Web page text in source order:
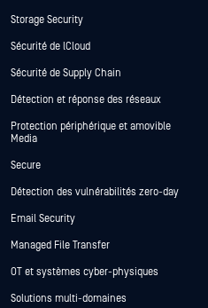
Storage Security
Sécurité de lCloud
Sécurité de Supply Chain
Détection et réponse des réseaux
Protection périphérique et amovible
Media
Secure
Détection des vulnérabilités zero-day
Email Security
Managed File Transfer
OT et systèmes cyber-physiques
Solutions multi-domaines